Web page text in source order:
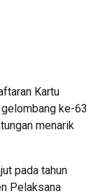
Kartu
ke-63
menarik
pada tahun
Pelaksana